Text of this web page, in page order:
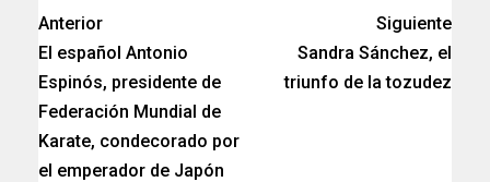
Anterior
El español Antonio
Espinós, presidente de
Federación Mundial de
Karate, condecorado por
el emperador de Japón
Siguiente
Sandra Sánchez, el
triunfo de la tozudez